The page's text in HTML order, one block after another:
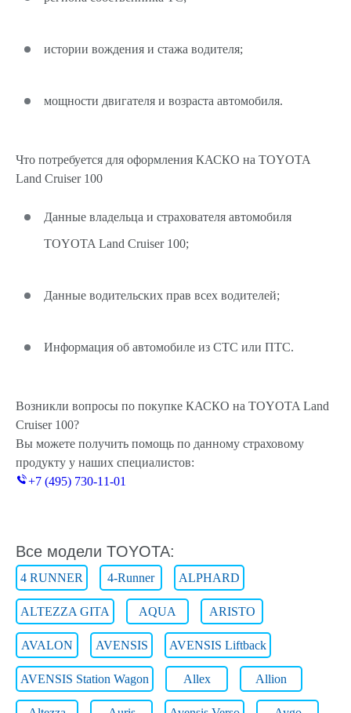
истории вождения и стажа водителя;
мощности двигателя и возраста автомобиля.
Что потребуется для оформления КАСКО на TOYOTA
Land Cruiser 100
Данные владельца и страхователя автомобиля
TOYOTA Land Cruiser 100;
Данные водительских прав всех водителей;
Информация об автомобиле из СТС или ПТС.
Возникли вопросы по покупке КАСКО на TOYOTA Land
Cruiser 100?
Вы можете получить помощь по данному страховому
продукту у наших специалистов:
+7 (495) 730-11-01
Все модели TOYOTA:
4 RUNNER 4-Runner ALPHARD
ALTEZZA GITA AQUA ARISTO
AVALON AVENSIS AVENSIS Liftback
AVENSIS Station Wagon Allex Allion